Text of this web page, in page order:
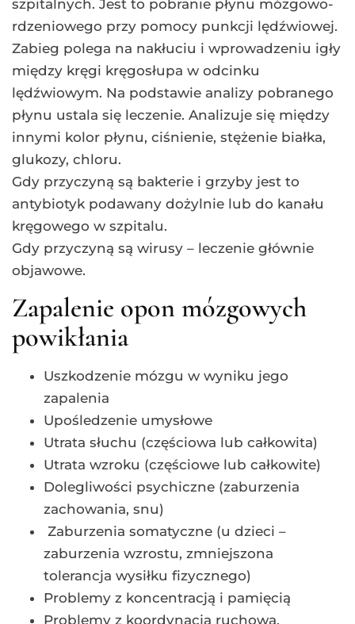
szpitalnych. Jest to pobranie płynu mózgowo-
rdzeniowego przy pomocy punkcji lędźwiowej.
Zabieg polega na nakłuciu i wprowadzeniu igły
między kręgi kręgosłupa w odcinku
lędźwiowym. Na podstawie analizy pobranego
płynu ustala się leczenie. Analizuje się między
innymi kolor płynu, ciśnienie, stężenie białka,
glukozy, chloru.
Gdy przyczyną są bakterie i grzyby jest to
antybiotyk podawany dożylnie lub do kanału
kręgowego w szpitalu.
Gdy przyczyną są wirusy – leczenie głównie
objawowe.
Zapalenie opon mózgowych
powikłania
Uszkodzenie mózgu w wyniku jego
zapalenia
Upośledzenie umysłowe
Utrata słuchu (częściowa lub całkowita)
Utrata wzroku (częściowe lub całkowite)
Dolegliwości psychiczne (zaburzenia
zachowania, snu)
Zaburzenia somatyczne (u dzieci –
zaburzenia wzrostu, zmniejszona
tolerancja wysiłku fizycznego)
Problemy z koncentracją i pamięcią
Problemy z koordynacją ruchową,